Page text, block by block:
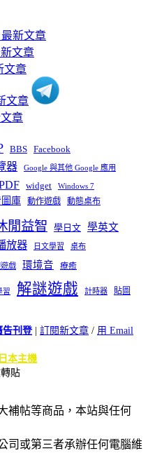
BBS Facebook
器 Google 與其他 Google 應用
widget Windows 7
庫 動作遊戲 動態桌布
閒益智 學日文 學英文
放器 日文學習 桌布
戲 環境音 療癒
習 解謎遊戲 計時器
貼圖
告刊登| 訂閱新文章 / 用 Email
本主機
貼
補帖等商品，本站與任何
司或第三者承辦任何電腦維